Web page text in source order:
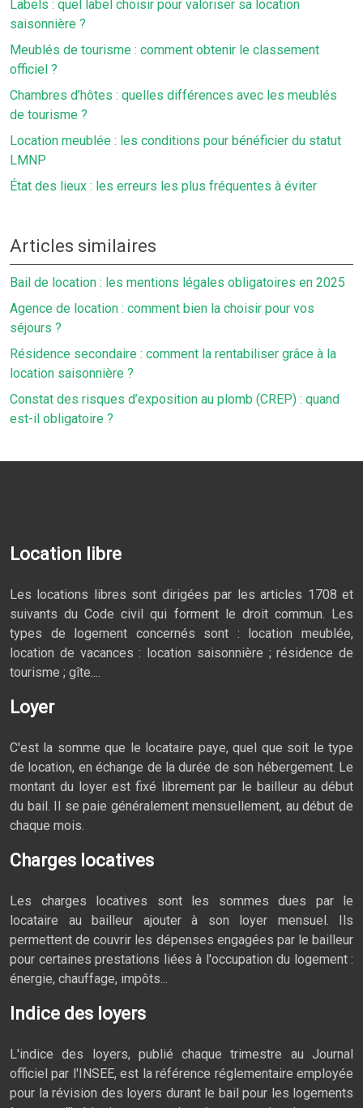
Labels : quel label choisir pour valoriser sa location
saisonnière ?
Meublés de tourisme : comment obtenir le classement
officiel ?
Chambres d’hôtes : quelles différences avec les meublés
de tourisme ?
Location meublée : les conditions pour bénéficier du statut
LMNP
État des lieux : les erreurs les plus fréquentes à éviter
Articles similaires
Bail de location : les mentions légales obligatoires en 2025
Agence de location : comment bien la choisir pour vos
séjours ?
Résidence secondaire : comment la rentabiliser grâce à la
location saisonnière ?
Constat des risques d’exposition au plomb (CREP) : quand
est-il obligatoire ?
Location libre
Les locations libres sont dirigées par les articles 1708 et
suivants du Code civil qui forment le droit commun. Les
types de logement concernés sont : location meublée,
location de vacances : location saisonnière ; résidence de
tourisme ; gîte....
Loyer
C'est la somme que le locataire paye, quel que soit le type
de location, en échange de la durée de son hébergement. Le
montant du loyer est fixé librement par le bailleur au début
du bail. Il se paie généralement mensuellement, au début de
chaque mois.
Charges locatives
Les charges locatives sont les sommes dues par le
locataire au bailleur ajouter à son loyer mensuel. Ils
permettent de couvrir les dépenses engagées par le bailleur
pour certaines prestations liées à l'occupation du logement :
énergie, chauffage, impôts...
Indice des loyers
L'indice des loyers, publié chaque trimestre au Journal
officiel par l'INSEE, est la référence réglementaire employée
pour la révision des loyers durant le bail pour les logements